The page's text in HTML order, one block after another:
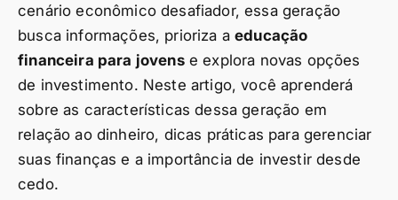
cenário econômico desafiador, essa geração
busca informações, prioriza aeducação
financeira para jovense explora novas opções
de investimento. Neste artigo, você aprenderá
sobre as características dessa geração em
relação ao dinheiro, dicas práticas para gerenciar
suas finanças e a importância de investir desde
cedo.